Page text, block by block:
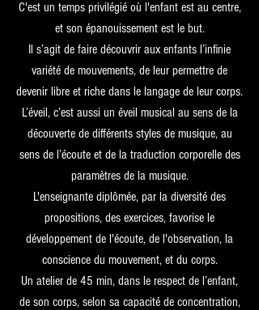
C'est un temps privilégié où l'enfant est au centre,
et son épanouissement est le but.
Il s’agit de faire découvrir aux enfants l’infinie
variété de mouvements, de leur permettre de
devenir libre et riche dans le langage de leur corps.
L’éveil, c’est aussi un éveil musical au sens de la
découverte de différents styles de musique, au
sens de l’écoute et de la traduction corporelle des
paramètres de la musique.
L'enseignante diplômée, par la diversité des
propositions, des exercices, favorise le
développement de l'écoute, de l'observation, la
conscience du mouvement, et du corps.
Un atelier de 45 min, dans le respect de l’enfant,
de son corps, selon sa capacité de concentration,